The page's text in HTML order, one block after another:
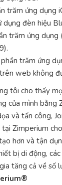
trăm ứng dụng
dụng đèn hiệu
trăm ứng
trăm ứng
web không
tôi cho thấy
của mình bằng
và tấn công,
Zimperium
hơn và tận
bị di động,
tăng cả về số